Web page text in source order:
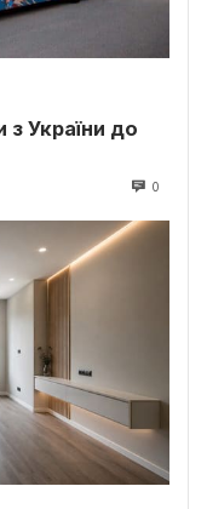
з України до
0